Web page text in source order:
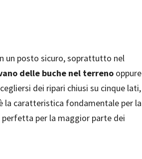
un posto sicuro, soprattutto nel
delle buche nel terreno oppure
dei ripari chiusi su cinque lati,
la caratteristica fondamentale per la
perfetta per la maggior parte dei